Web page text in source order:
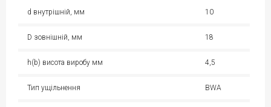
d внутрішній, мм 10
D зовнішній, мм 18
h(b) висота виробу мм 4,5
Тип ущільнення BWA